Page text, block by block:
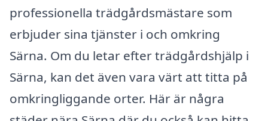
professionella trädgårdsmästare som
erbjuder sina tjänster i och omkring
Särna. Om du letar efter trädgårdshjälp i
Särna, kan det även vara värt att titta på
omkringliggande orter. Här är några